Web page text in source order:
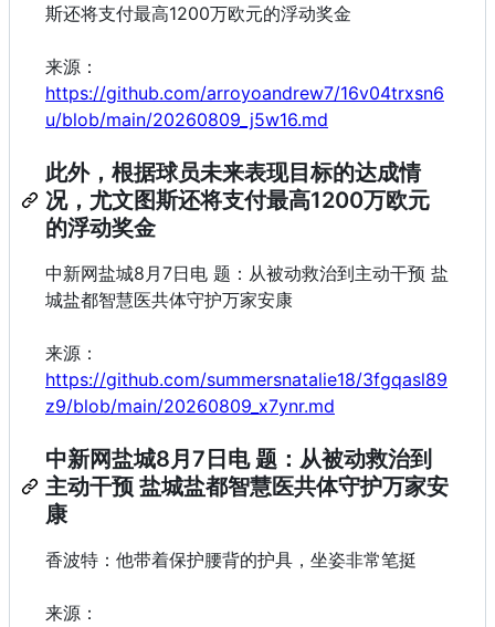
斯还将支付最高1200万欧元的浮动奖金
来源：
https://github.com/arroyoandrew7/16v04trxsn6
u/blob/main/20260809_j5w16.md
此外，根据球员未来表现目标的达成情
况，尤文图斯还将支付最高1200万欧元
的浮动奖金
中新网盐城8月7日电 题：从被动救治到主动干预 盐
城盐都智慧医共体守护万家安康
来源：
https://github.com/summersnatalie18/3fgqasl89
z9/blob/main/20260809_x7ynr.md
中新网盐城8月7日电 题：从被动救治到
主动干预 盐城盐都智慧医共体守护万家安
康
香波特：他带着保护腰背的护具，坐姿非常笔挺
来源：